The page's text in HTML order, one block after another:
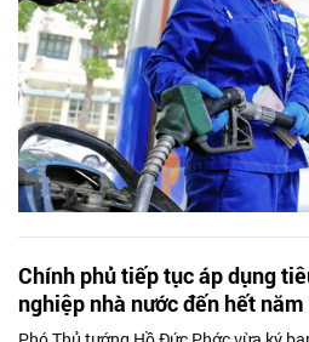
Chính phủ tiếp tục áp dụng
nghiệp nhà nước đến hết